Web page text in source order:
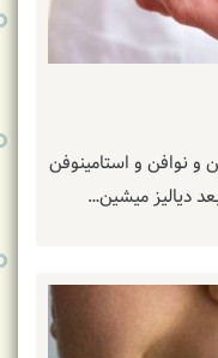
نوافن و استامینوفن
دیالیز میشین…